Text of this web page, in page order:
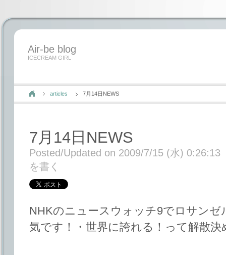
Air-be blog
ICECREAM GIRL
articles 7月14日NEWS
7月14日NEWS
Posted/Updated on 2009/7/15 (水) 0:26:13
を書く
NHKのニュースウォッチ9でロサン
気です！・世界に誇れる！って解散